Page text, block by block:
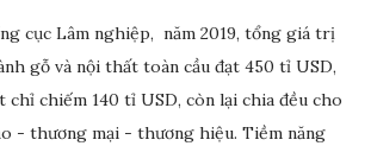
cục Lâm nghiệp, năm 2019, tổng giá trị
gỗ và nội thất toàn cầu đạt 450 tỉ USD,
chỉ chiếm 140 tỉ USD, còn lại chia đều cho
- thương mại - thương hiệu. Tiềm năng